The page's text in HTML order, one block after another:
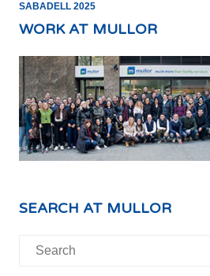
SABADELL 2025
WORK AT MULLOR
SEARCH AT MULLOR
for: